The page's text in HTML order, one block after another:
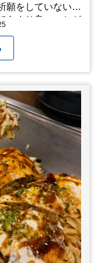
あまり良いことが
やっとこさ。 3
にかかる事1つ
知らせあり！ 気に
の訪問あり！ 気
参りはお薦めで